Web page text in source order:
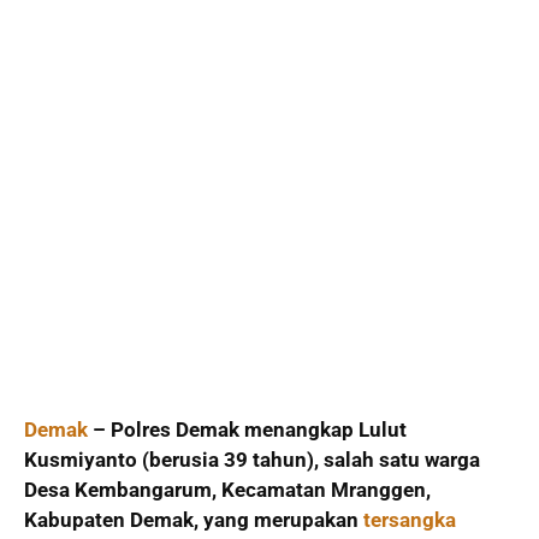
Demak – Polres Demak menangkap Lulut
Kusmiyanto (berusia 39 tahun), salah satu warga
Desa Kembangarum, Kecamatan Mranggen,
Kabupaten Demak, yang merupakan tersangka